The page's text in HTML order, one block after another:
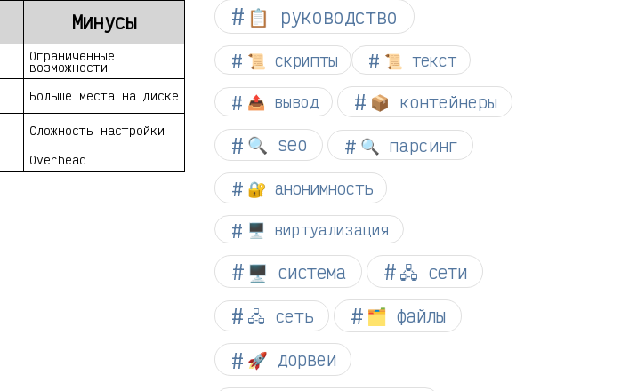
Минусы
Ограниченные
возможности
Больше места на диске
Сложность настройки
Overhead
📋 руководство
📜 скрипты 📜 текст
📤 вывод 📦 контейнеры
🔍 seo 🔍 парсинг
🔐 анонимность
🖥️ виртуализация
🖥️ система 🖧 сети
🖧 сеть 🗂️ файлы
🚀 дорвеи